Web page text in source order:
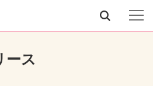
ース